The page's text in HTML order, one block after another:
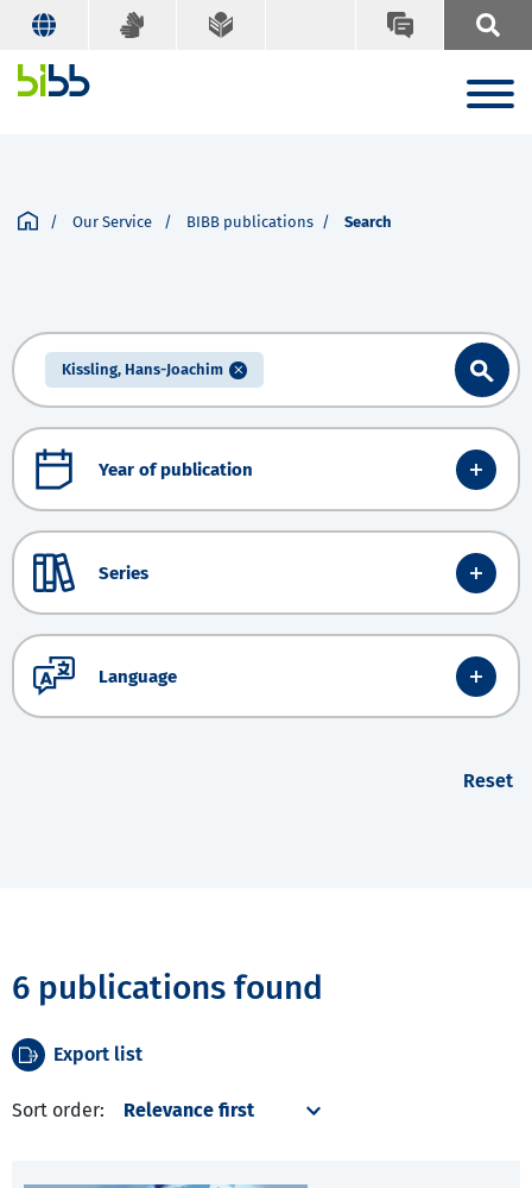
Our Service BIBB publications Search
Kissling, Hans-Joachim
Year of publication
Series
Language
Reset
6 publications found
Export list
Sort order: